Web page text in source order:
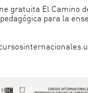
gratuita El Camino
para la